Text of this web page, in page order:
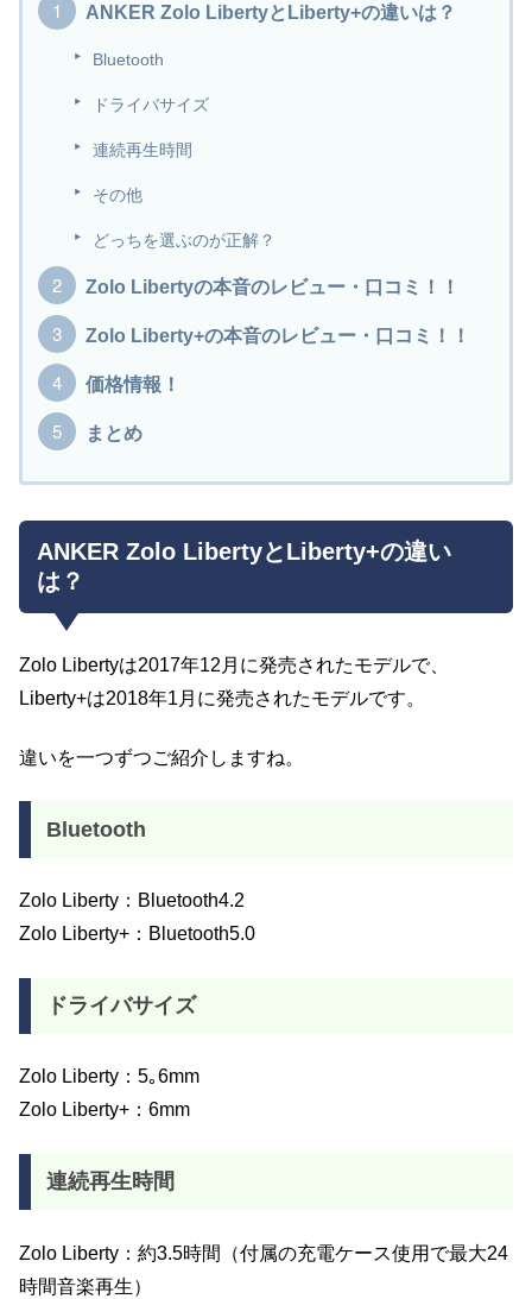
ANKER Zolo LibertyとLiberty+の違いは？
Bluetooth
ドライバサイズ
連続再生時間
その他
どっちを選ぶのが正解？
Zolo Libertyの本音のレビュー・口コミ！！
Zolo Liberty+の本音のレビュー・口コミ！！
価格情報！
まとめ
ANKER Zolo LibertyとLiberty+の違い
は？
Zolo Libertyは2017年12月に発売されたモデルで、
Liberty+は2018年1月に発売されたモデルです。
違いを一つずつご紹介しますね。
Bluetooth
Zolo Liberty：Bluetooth4.2
Zolo Liberty+：Bluetooth5.0
ドライバサイズ
Zolo Liberty：5｡6mm
Zolo Liberty+：6mm
連続再生時間
Zolo Liberty：約3.5時間（付属の充電ケース使用で最大24
時間音楽再生）